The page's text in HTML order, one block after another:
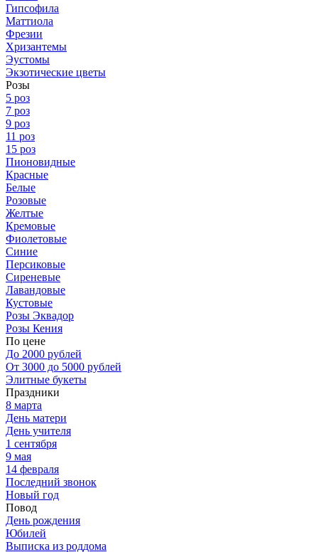
Гипсофила
Маттиола
Фрезии
Хризантемы
Эустомы
Экзотические цветы
Розы
5 роз
7 роз
9 роз
11 роз
15 роз
Пионовидные
Красные
Белые
Розовые
Желтые
Кремовые
Фиолетовые
Синие
Персиковые
Сиреневые
Лавандовые
Кустовые
Розы Эквадор
Розы Кения
По цене
До 2000 рублей
От 3000 до 5000 рублей
Элитные букеты
Праздники
8 марта
День матери
День учителя
1 сентября
9 мая
14 февраля
Последний звонок
Новый год
Повод
День рождения
Юбилей
Выписка из роддома